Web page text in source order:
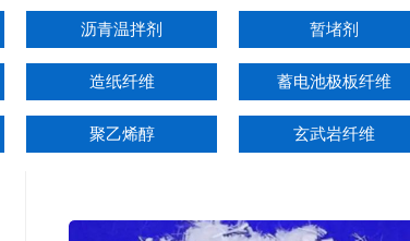
沥青温拌剂 暂堵剂
造纸纤维 蓄电池极板纤维
聚乙烯醇 玄武岩纤维